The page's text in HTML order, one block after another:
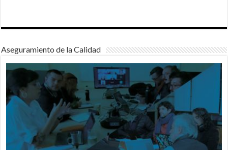
Aseguramiento de la Calidad